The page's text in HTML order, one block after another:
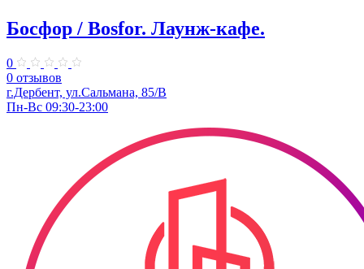
Босфор / Bosfor. ​Лаунж-кафе.
0
0 отзывов
г.Дербент, ул.​Сальмана, 85/В
Пн-Вс 09:30-23:00